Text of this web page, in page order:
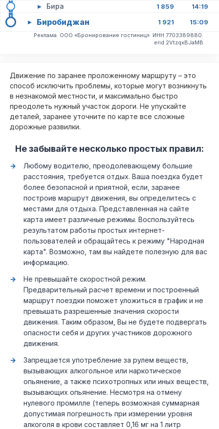
▸ Бира 1 859 14:19
▸ Биробиджан 1 921 15:09
Реклама. ООО «Бронирование гостиниц». ИНН 7703389880.
erid 2VtzqxBJaMB
Движение по заранее проложенному маршруту – это
способ исключить проблемы, которые могут возникнуть
в незнакомой местности, и максимально быстро
преодолеть нужный участок дороги. Не упускайте
деталей, заранее уточните по карте все сложные
дорожные развилки.
Не забывайте несколько простых правил:
Любому водителю, преодолевающему большие
расстояния, требуется отдых. Ваша поездка будет
более безопасной и приятной, если, заранее
построив маршрут движения, вы определитесь с
местами для отдыха. Представленная на сайте
карта имеет различные режимы. Воспользуйтесь
результатом работы простых интернет-
пользователей и обращайтесь к режиму "Народная
карта". Возможно, там вы найдете полезную для вас
информацию.
Не превышайте скоростной режим.
Предварительный расчет времени и построенный
маршрут поездки поможет уложиться в график и не
превышать разрешенные значения скорости
движения. Таким образом, Вы не будете подвергать
опасности себя и других участников дорожного
движения.
Запрещается употребление за рулем веществ,
вызывающих алкогольное или наркотическое
опьянение, а также психотропных или иных веществ,
вызывающих опьянение. Несмотря на отмену
нулевого промилле (теперь возможная суммарная
допустимая погрешность при измерении уровня
алкоголя в крови составляет 0,16 мг на 1 литр